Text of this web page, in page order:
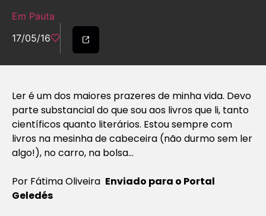
Em Pauta
17/05/16
Ler é um dos maiores prazeres de minha vida. Devo
parte substancial do que sou aos livros que li, tanto
científicos quanto literários. Estou sempre com
livros na mesinha de cabeceira (não durmo sem ler
algo!), no carro, na bolsa…
Por Fátima Oliveira Enviado para o Portal
Geledés